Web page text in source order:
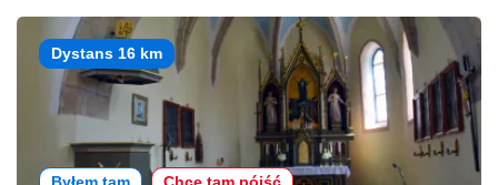
Dystans 16 km